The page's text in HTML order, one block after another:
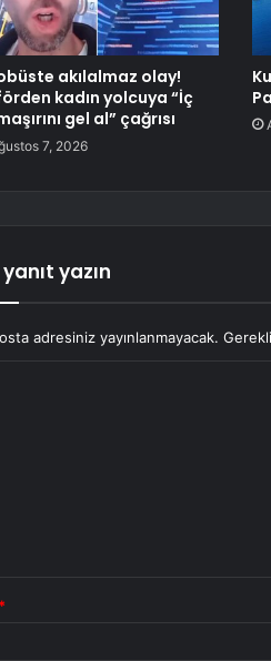
akılalmaz olay!
kadın yolcuya “İç
gel al” çağrısı
7, 2026
yazın
adresiniz yayınlanmayacak.
*